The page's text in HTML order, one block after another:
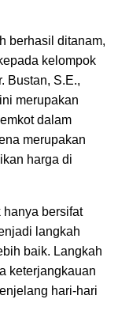
berhasil ditanam,
kelompok
Bustan, S.E.,
merupakan
dalam
merupakan
harga di
hanya bersifat
langkah
baik. Langkah
keterjangkauan
hari-hari